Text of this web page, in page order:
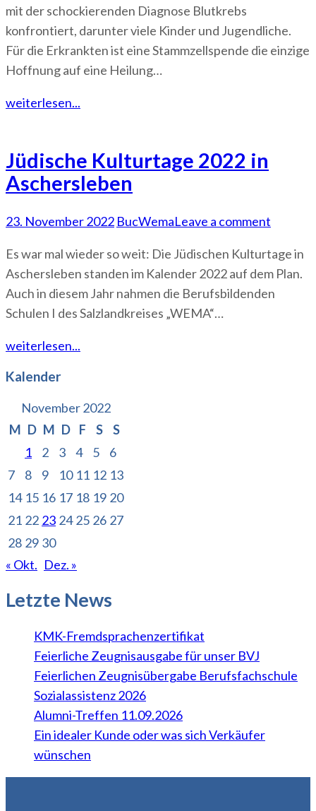
mit der schockierenden Diagnose Blutkrebs
konfrontiert, darunter viele Kinder und Jugendliche.
Für die Erkrankten ist eine Stammzellspende die einzige
Hoffnung auf eine Heilung…
weiterlesen...
Jüdische Kulturtage 2022 in
Aschersleben
23. November 2022 BucWemaLeave a comment
Es war mal wieder so weit: Die Jüdischen Kulturtage in
Aschersleben standen im Kalender 2022 auf dem Plan.
Auch in diesem Jahr nahmen die Berufsbildenden
Schulen I des Salzlandkreises „WEMA“…
weiterlesen...
Kalender
November 2022
M D M D F S
S
1
2 3 4 5
6
7
8 9 10 11 12 13
14 15 16 17 18 19 20
21 22 23 24 25 26 27
28 29 30
« Okt. Dez. »
Letzte News
KMK-Fremdsprachenzertifikat
Feierliche Zeugnisausgabe für unser BVJ
Feierlichen Zeugnisübergabe Berufsfachschule
Sozialassistenz 2026
Alumni-Treffen 11.09.2026
Ein idealer Kunde oder was sich Verkäufer
wünschen